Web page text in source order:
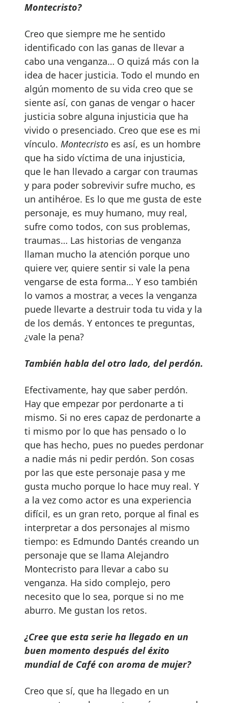
Montecristo?
Creo que siempre me he sentido
identificado con las ganas de llevar a
cabo una venganza… O quizá más con la
idea de hacer justicia. Todo el mundo en
algún momento de su vida creo que se
siente así, con ganas de vengar o hacer
justicia sobre alguna injusticia que ha
vivido o presenciado. Creo que ese es mi
vínculo. Montecristo es así, es un hombre
que ha sido víctima de una injusticia,
que le han llevado a cargar con traumas
y para poder sobrevivir sufre mucho, es
un antihéroe. Es lo que me gusta de este
personaje, es muy humano, muy real,
sufre como todos, con sus problemas,
traumas… Las historias de venganza
llaman mucho la atención porque uno
quiere ver, quiere sentir si vale la pena
vengarse de esta forma… Y eso también
lo vamos a mostrar, a veces la venganza
puede llevarte a destruir toda tu vida y la
de los demás. Y entonces te preguntas,
¿vale la pena?
También habla del otro lado, del perdón.
Efectivamente, hay que saber perdón.
Hay que empezar por perdonarte a ti
mismo. Si no eres capaz de perdonarte a
ti mismo por lo que has pensado o lo
que has hecho, pues no puedes perdonar
a nadie más ni pedir perdón. Son cosas
por las que este personaje pasa y me
gusta mucho porque lo hace muy real. Y
a la vez como actor es una experiencia
difícil, es un gran reto, porque al final es
interpretar a dos personajes al mismo
tiempo: es Edmundo Dantés creando un
personaje que se llama Alejandro
Montecristo para llevar a cabo su
venganza. Ha sido complejo, pero
necesito que lo sea, porque si no me
aburro. Me gustan los retos.
¿Cree que esta serie ha llegado en un
buen momento después del éxito
mundial de Café con aroma de mujer?
Creo que sí, que ha llegado en un